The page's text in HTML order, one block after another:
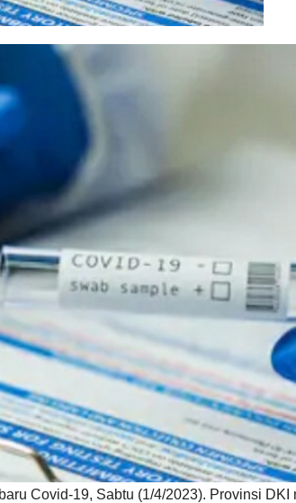
Covid-19, Sabtu (1/4/2023). Provinsi DKI